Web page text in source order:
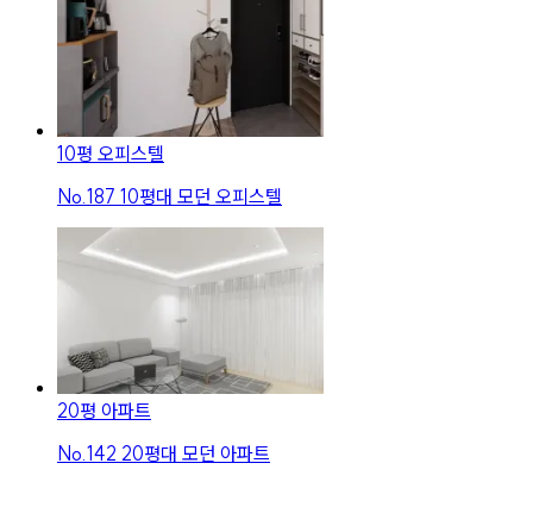
10평 오피스텔
No. 187 10평대 모던 오피스텔
20평 아파트
No. 142 20평대 모던 아파트